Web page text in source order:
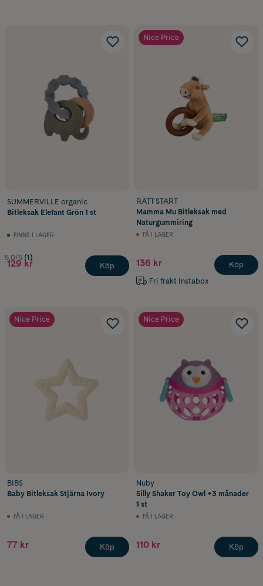
SUMMERVILLE organic
Bitleksak Elefant Grön 1 st
FINNS I LAGER
5.0/5 (1)
129 kr Köp
Nice Price
RÄTT START
Mamma Mu Bitleksak med
Naturgummiring
FÅ I LAGER
136 kr
Fri frakt Instabox
Köp
Nice Price
BIBS
Baby Bitleksak Stjärna Ivory
FÅ I LAGER
77 kr Köp
Nice Price
Nuby
Silly Shaker Toy Owl +3 månader
1 st
FÅ I LAGER
110 kr Köp